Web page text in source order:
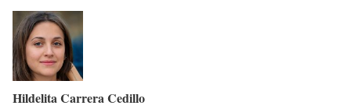
Hildelita Carrera Cedillo